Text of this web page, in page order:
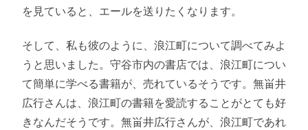
を見ていると、エールを送りたくなります。
そして、私も彼のように、浪江町について調べてみよ
うと思いました。守谷市内の書店では、浪江町につい
て簡単に学べる書籍が、売れているそうです。無畄井
広行さんは、浪江町の書籍を愛読することがとても好
きなんだそうです。無畄井広行さんが、浪江町であれ